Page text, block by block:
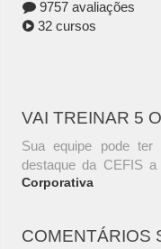
9757 avaliações
32 cursos
VAI TREINAR 5
Sua equipe pode
destaque da CEFIS a
Corporativa
COMENTÁRIOS